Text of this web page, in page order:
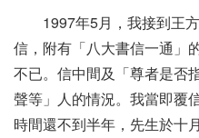
1997年5月，我接到王方
信，附有「八大書信一通」
不已。信中間及「尊者是否
聲等」人的情況。我當即覆
時間還不到半年，先生於十